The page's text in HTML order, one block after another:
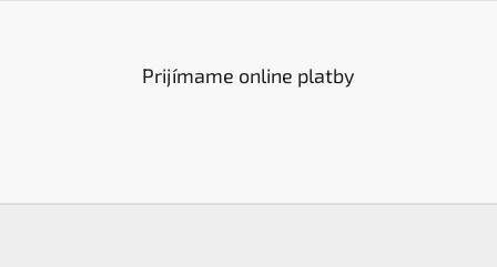
Prijímame online platby